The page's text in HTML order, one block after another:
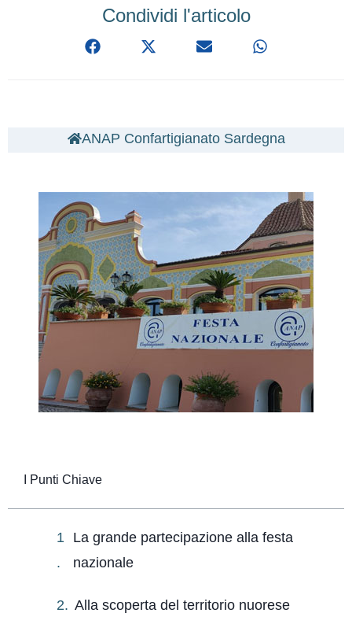
Condividi l'articolo
ANAP Confartigianato Sardegna
I Punti Chiave
La grande partecipazione alla festa
nazionale
Alla scoperta del territorio nuorese